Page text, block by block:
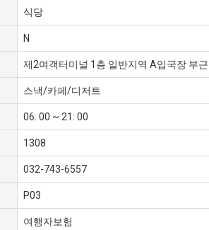
식당
N
제2여객터미널 1층 일반지역 A입국장 부근
스낵/카페/디저트
06: 00 ~ 21: 00
1308
032-743-6557
P03
여행자보험